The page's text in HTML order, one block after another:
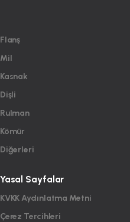
Flanş
Mil
Kasnak
Dişli
Rulman
Kömür
Diğerleri
Yasal Sayfalar
KVKK Aydınlatma Metni
Çerez Tercihleri